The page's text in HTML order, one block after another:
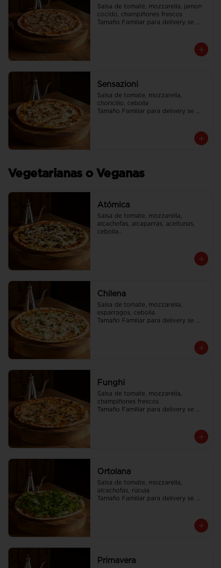
Salsa de tomate, mozzarella, jamon
cocido, champiñones frescos
Tamaño Familiar para delivery se
Sensazioni
Salsa de tomate, mozzarella,
choricillo, cebolla
Tamaño Familiar para delivery se
Vegetarianas o Veganas
Atómica
Salsa de tomate, mozzarella,
alcachofas, alcaparras, aceitunas,
cebolla
Chilena
Salsa de tomate, mozzarella,
esparragos, cebolla
Tamaño Familiar para delivery se
Funghi
Salsa de tomate, mozzarella,
champiñones frescos
Tamaño Familiar para delivery se
Ortolana
Salsa de tomate, mozzarella,
alcachofas, rúcula
Tamaño Familiar para delivery se
Primavera